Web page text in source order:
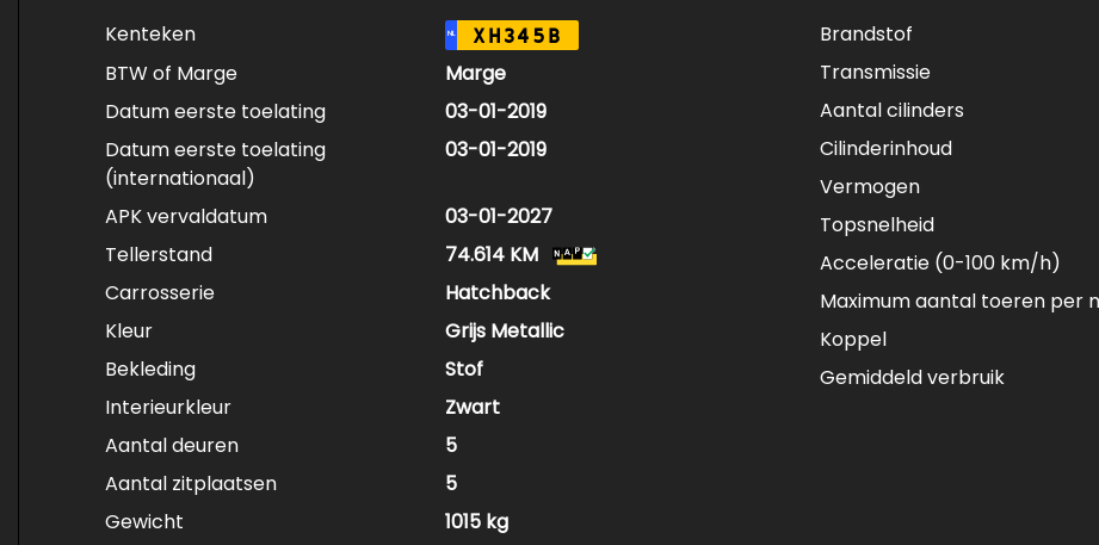
Kenteken NL XH345B
BTW of Marge
Marge
Datum eerste toelating
03-01-2019
Datum eerste toelating
(internationaal)
03-01-2019
APK vervaldatum
03-01-2027
Tellerstand
74.614 KM
Carrosserie
Hatchback
Kleur
Grijs Metallic
Bekleding
Stof
Interieurkleur
Zwart
Aantal deuren
5
Aantal zitplaatsen
5
Gewicht
1015 kg
Brandstof
Transmissie
Aantal cilinders
Cilinderinhoud
Vermogen
Topsnelheid
Acceleratie (0-100 km/h)
Maximum aantal toeren per
Koppel
Gemiddeld verbruik